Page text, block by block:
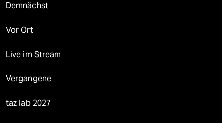
Demnächst
Vor Ort
Live im Stream
Vergangene
taz lab 2027